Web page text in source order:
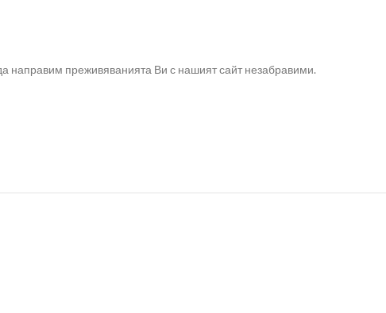
направим преживяванията Ви с нашият сайт незабравими.